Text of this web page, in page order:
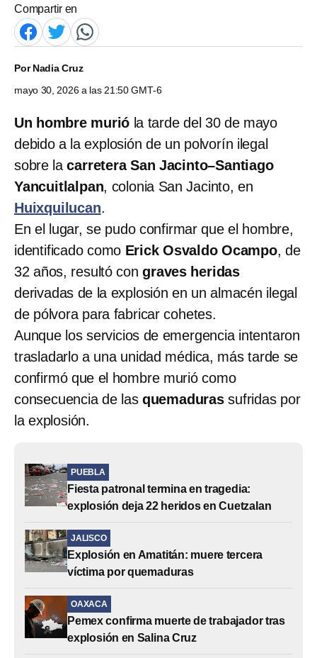
Compartir en
PorNadia Cruz
mayo 30, 2026 a las 21:50 GMT-6
Un hombre murió la tarde del 30 de mayo
debido a la explosión de un polvorín ilegal
sobre la carretera San Jacinto–Santiago
Yancuitlalpan, colonia San Jacinto, en
Huixquilucan.
En el lugar, se pudo confirmar que el hombre,
identificado como Erick Osvaldo Ocampo, de
32 años, resultó congraves heridas
derivadas de la explosión en un almacén ilegal
de pólvora para fabricar cohetes.
Aunque los servicios de emergencia intentaron
trasladarlo a una unidad médica, más tarde se
confirmó que el hombre murió como
consecuencia de las quemadurassufridas por
la explosión.
PUEBLA
Fiesta patronal termina en tragedia:
explosión deja 22 heridos en Cuetzalan
JALISCO
Explosión en Amatitán: muere tercera
víctima por quemaduras
OAXACA
Pemex confirma muerte de trabajador tras
explosión en Salina Cruz